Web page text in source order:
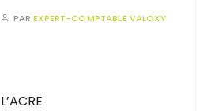
PAREXPERT-COMPTABLE VALOXY
L’ACRE